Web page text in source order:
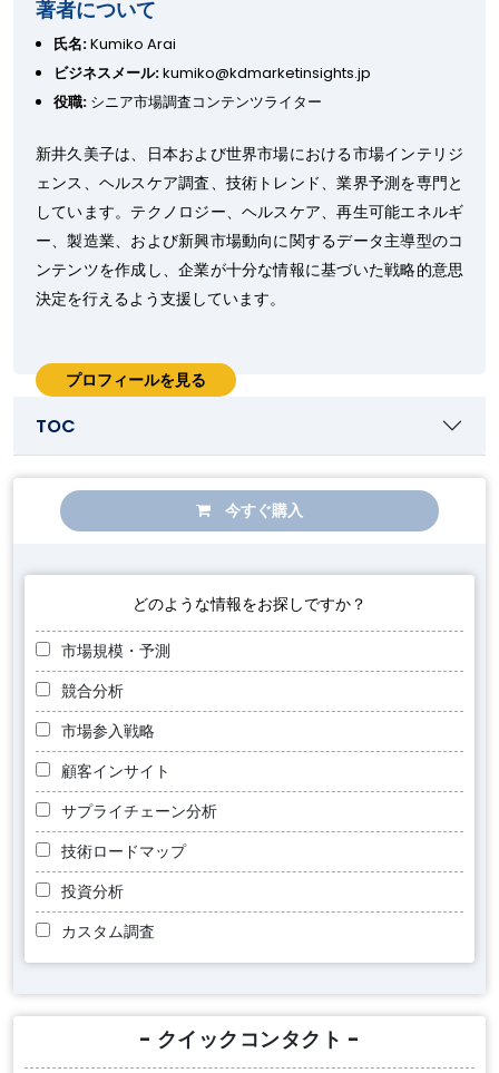
著者について
氏名:Kumiko Arai
ビジネスメール:kumiko@kdmarketinsights.jp
役職: シニア市場調査コンテンツライター
新井久美子は、日本および世界市場における市場インテリジ
ェンス、ヘルスケア調査、技術トレンド、業界予測を専門と
しています。テクノロジー、ヘルスケア、再生可能エネルギ
ー、製造業、および新興市場動向に関するデータ主導型のコ
ンテンツを作成し、企業が十分な情報に基づいた戦略的意思
決定を行えるよう支援しています。
プロフィールを見る
TOC
今すぐ購入
どのような情報をお探しですか？
市場規模・予測
競合分析
市場参入戦略
顧客インサイト
サプライチェーン分析
技術ロードマップ
投資分析
カスタム調査
- クイックコンタクト -